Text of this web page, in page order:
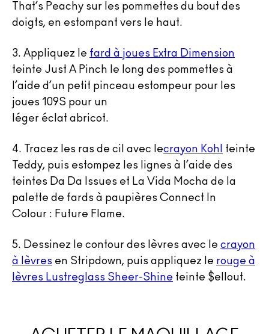
That’s Peachy sur les pommettes du bout des
doigts, en estompant vers le haut.
3. Appliquez le fard à joues Extra Dimension
teinte Just A Pinch le long des pommettes à
l’aide d’un petit pinceau estompeur pour les
joues 109S pour un
léger éclat abricot.
4. Tracez les ras de cil avec lecrayon Kohl
teinte
Teddy, puis estompez les lignes à l’aide des
teintes Da Da Issues et La Vida Mocha de la
palette de fards à paupières Connect In
Colour : Future Flame.
5. Dessinez le contour des lèvres avec le crayon
à lèvres en Stripdown, puis appliquez le rouge à
lèvres Lustreglass Sheer-Shine teinte $ellout.